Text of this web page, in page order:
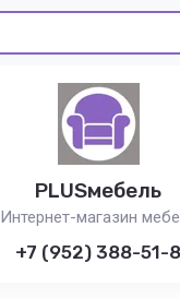
PLUSмебель
Интернет-магазин
+7 (952) 388-51-